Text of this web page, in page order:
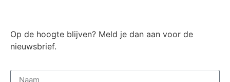
Op de hoogte blijven? Meld je dan aan voor de
nieuwsbrief.